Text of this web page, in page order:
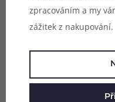
příchutě, poměr PG/
10 ml příchutě +
Doporučené dávkování:
zpracováním a my
zážitek z nakupování.